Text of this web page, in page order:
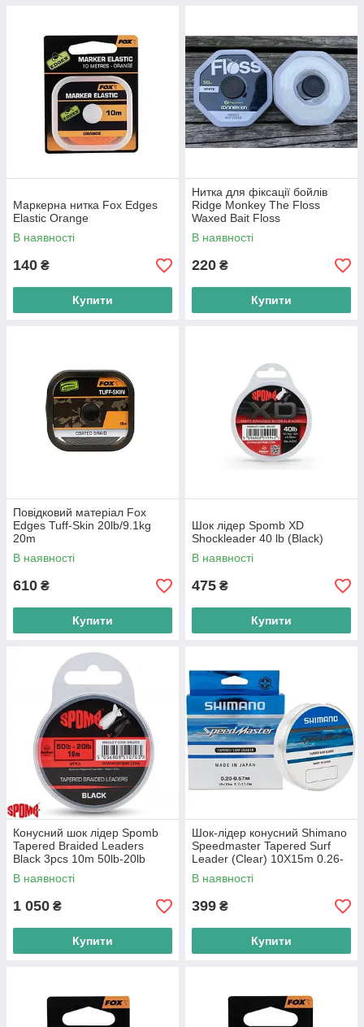
Маркерна нитка Fox Edges
Elastic Orange
В наявності
140 ₴
Купити
Нитка для фіксації бойлів
Ridge Monkey The Floss
Waxed Bait Floss
В наявності
220 ₴
Купити
Повідковий матеріал Fox
Edges Tuff-Skin 20lb/9.1kg
20m
В наявності
610 ₴
Купити
Шок лідер Spomb XD
Shockleader 40 lb (Black)
В наявності
475 ₴
Купити
Конусний шок лідер Spomb
Tapered Braided Leaders
Black 3pcs 10m 50lb-20lb
В наявності
1 050 ₴
Купити
Шок-лідер конусний Shimano
Speedmaster Tapered Surf
Leader (Clear) 10X15m 0.26-
0.57mm 4.6-17.0kg
В наявності
399 ₴
Купити